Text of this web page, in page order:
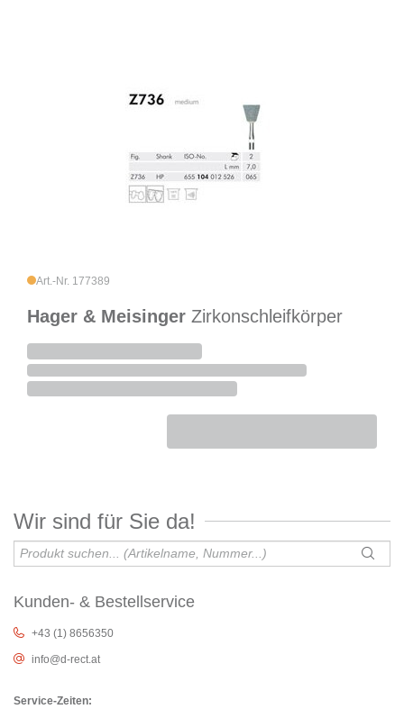
Art.-Nr. 177389
Hager & Meisinger Zirkonschleifkörper
Wir sind für Sie da!
Kunden- & Bestellservice
+43 (1) 8656350
info@d-rect.at
Service-Zeiten: